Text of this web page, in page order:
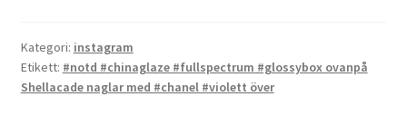
Kategori: instagram
Etikett: #notd #chinaglaze #fullspectrum #glossybox ovanpå
Shellacade naglar med #chanel #violett över